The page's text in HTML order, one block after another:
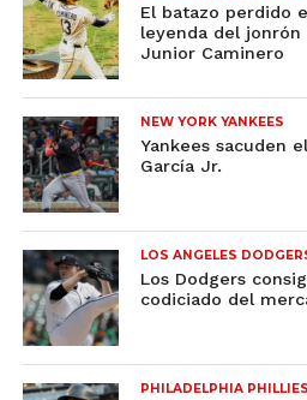
El batazo perdido
leyenda del jonrón
Junior Caminero
NEW YORK YANKEES
Yankees sacuden
García Jr.
LOS ANGELES
Los Dodgers
codiciado del
PHILADELPHIA PHILLIES